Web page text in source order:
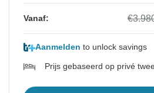
Vanaf:
Aanmelden to unlock savings
Prijs gebaseerd op privé